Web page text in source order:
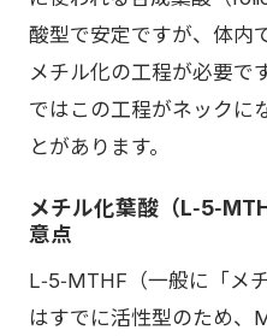
酸型で安定ですが、体内
メチル化の工程が必要で
ではこの工程がネックに
とがあります。
メチル化葉酸（
意点
L‑5‑MTHF（一般に「メ
はすでに活性型のため、